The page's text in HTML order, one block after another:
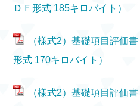
ＤＦ形式 185キロバイト）
（様式2）基礎項目評価
形式 170キロバイト）
（様式2）基礎項目評価